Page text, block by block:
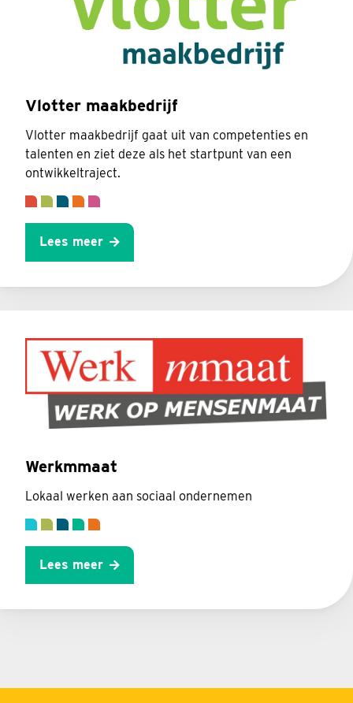
Vlotter maakbedrijf
Vlotter maakbedrijf gaat uit van competenties en
talenten en ziet deze als het startpunt van een
ontwikkeltraject.
Lees meer
Werkmmaat
Lokaal werken aan sociaal ondernemen
Lees meer